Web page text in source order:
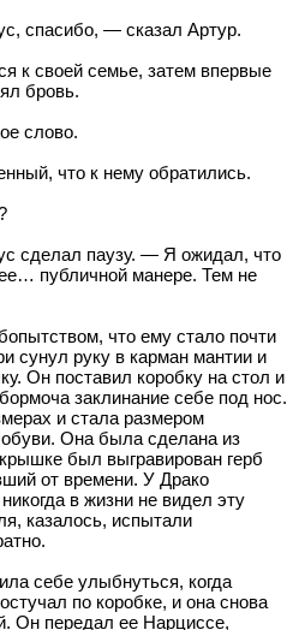
спасибо, — сказал Артур.
к своей семье, затем впервые
бровь.
слово.
что к нему обратились.
сделал паузу. — Я ожидал, что
публичной манере. Тем не
что ему стало почти
сунул руку в карман мантии и
Он поставил коробку на стол и
заклинание себе под нос.
и стала размером
Она была сделана из
был выгравирован герб
от времени. У Драко
в жизни не видел эту
казалось, испытали
себе улыбнуться, когда
по коробке, и она снова
Он передал ее Нарциссе,